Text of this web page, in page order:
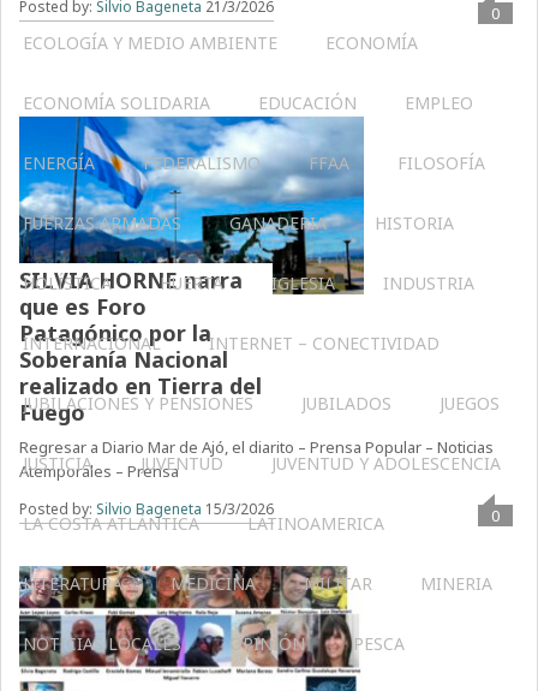
ECOLOGÍA Y MEDIO AMBIENTE ECONOMÍA
ECONOMÍA SOLIDARIA EDUCACIÓN EMPLEO
ENERGÍA FEDERALISMO FFAA FILOSOFÍA
FUERZAS ARMADAS GANADERIA HISTORIA
HOLÍSTICA HUERTA IGLESIA INDUSTRIA
INTERNACIONAL INTERNET – CONECTIVIDAD
JUBILACIONES Y PENSIONES JUBILADOS JUEGOS
JUSTICIA JUVENTUD JUVENTUD Y ADOLESCENCIA
LA COSTA ATLÁNTICA LATINOAMERICA
LITERATURA MEDICINA MILITAR MINERIA
NOTICIAS LOCALES OPINIÓN PESCA
Posted by: Silvio Bageneta 21/3/2026 0
SILVIA HORNE narra
que es Foro
Patagónico por la
Soberanía Nacional
realizado en Tierra del
Fuego
Regresar a Diario Mar de Ajó, el diarito – Prensa Popular – Noticias
Atemporales – Prensa
Posted by: Silvio Bageneta 15/3/2026 0